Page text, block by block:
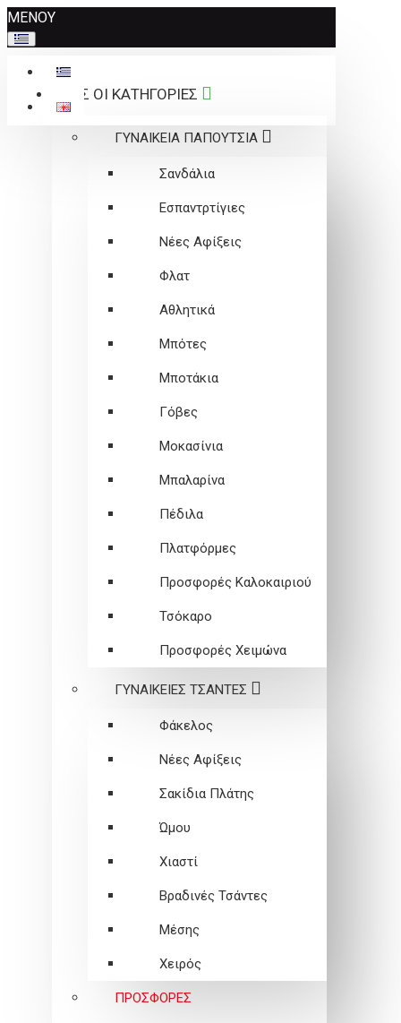
Σημείωση:
Αυτός
ο
ιστότοπος
περιλαμβάνει
ΜΕΝΟΥ
ΟΛΕΣ ΟΙ ΚΑΤΗΓΟΡΙΕΣ
ΓΥΝΑΙΚΕΙΑ ΠΑΠΟΥΤΣΙΑ
Σανδάλια
Εσπαντρτίγιες
Νέες Αφίξεις
Φλατ
Αθλητικά
Μπότες
Μποτάκια
Γόβες
Μοκασίνια
Μπαλαρίνα
Πέδιλα
Πλατφόρμες
Προσφορές Καλοκαιριού
Τσόκαρο
Προσφορές Χειμώνα
ΓΥΝΑΙΚΕΙEΣ ΤΣΑΝΤΕΣ
Φάκελος
Νέες Αφίξεις
Σακίδια Πλάτης
Ώμου
Χιαστί
Βραδινές Τσάντες
Μέσης
Χειρός
ΠΡΟΣΦΟΡΕΣ